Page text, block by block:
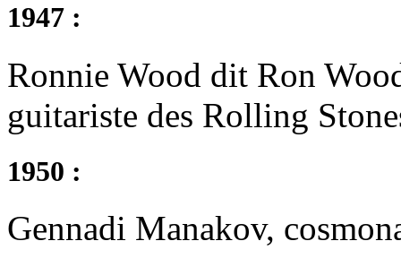
1947 :
Ronnie Wood dit Ron
guitariste des Rolling
1950 :
Gennadi Manakov,